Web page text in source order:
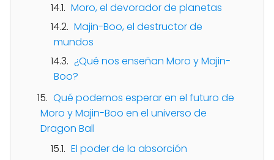
Moro, el devorador de planetas
Majin-Boo, el destructor de
mundos
¿Qué nos enseñan Moro y Majin-
Boo?
Qué podemos esperar en el futuro de
Moro y Majin-Boo en el universo de
Dragon Ball
El poder de la absorción